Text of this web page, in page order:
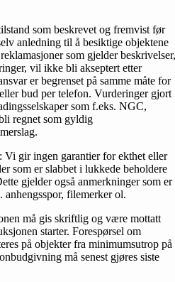
som beskrevet og fremvist før
anledning til å besiktige objektene
som gjelder beskrivelser,
vil ikke bli akseptert etter
er begrenset på samme måte for
bud per telefon. Vurderinger gjort
som f.eks. NGC,
regnet som gyldig
Vi gir ingen garantier for ekthet eller
som er slabbet i lukkede beholdere
gjelder også anmerkninger som er
anhengsspor, filemerker ol.
må gis skriftlig og være mottatt
starter. Forespørsel om
på objekter fra minimumsutrop på
må senest gjøres siste